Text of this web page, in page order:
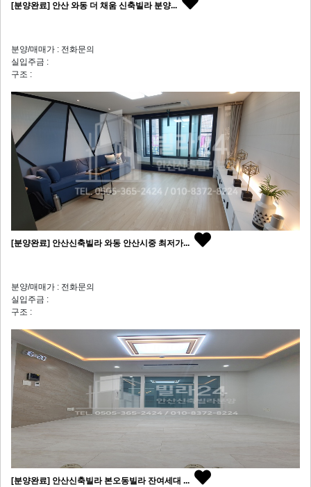
[분양완료] 안산 와동 더 채움 신축빌라 분양...
분양/매매가 : 전화문의
실입주금 :
구조 :
[분양완료] 안산신축빌라 와동 안산시중 최저가...
분양/매매가 : 전화문의
실입주금 :
구조 :
[분양완료] 안산신축빌라 본오동빌라 잔여세대 ...